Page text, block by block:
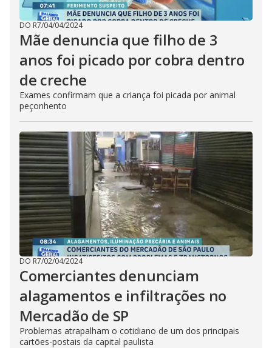
DO R7/04/04/2024
Mãe denuncia que filho de 3
anos foi picado por cobra dentro
de creche
Exames confirmam que a criança foi picada por animal
peçonhento
DO R7/02/04/2024
Comerciantes denunciam
alagamentos e infiltrações no
Mercadão de SP
Problemas atrapalham o cotidiano de um dos principais
cartões-postais da capital paulista